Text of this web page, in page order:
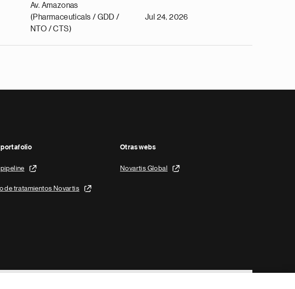
Av. Amazonas
(Pharmaceuticals / GDD /
NTO / CTS)
Jul 24, 2026
portafolio
de tratamientos Novartis
Otras webs
Novartis Global
Search